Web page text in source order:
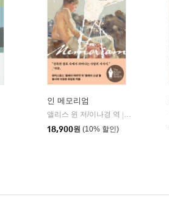
인 메모리엄
앨리스 윈 저/이나경 역
다산책방
18,900원 (10% 할인)